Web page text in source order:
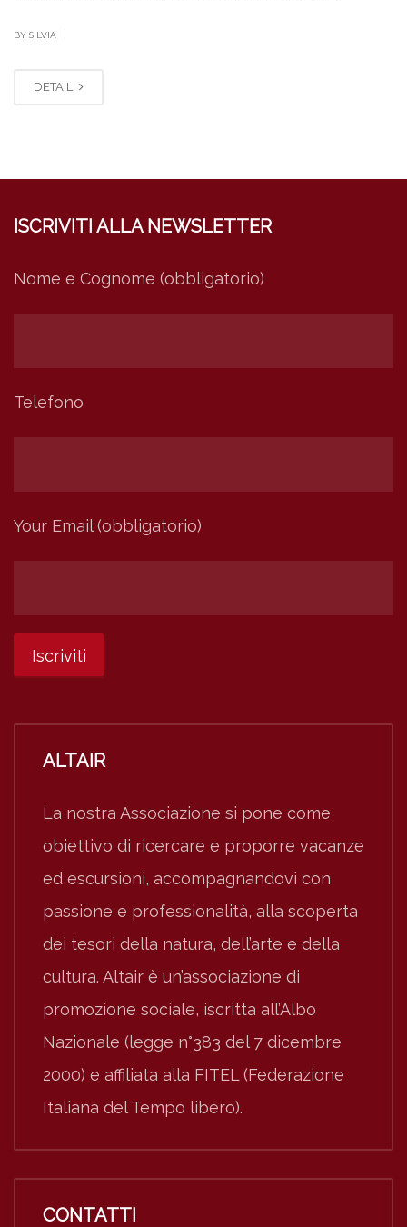
BY SILVIA
DETAIL
ISCRIVITI ALLA NEWSLETTER
Nome e Cognome (obbligatorio)
Telefono
Your Email (obbligatorio)
ALTAIR
La nostra Associazione si pone come
obiettivo di ricercare e proporre vacanze
ed escursioni, accompagnandovi con
passione e professionalità, alla scoperta
dei tesori della natura, dell’arte e della
cultura. Altair è un’associazione di
promozione sociale, iscritta all’Albo
Nazionale (legge n°383 del 7 dicembre
2000) e affiliata alla FITEL (Federazione
Italiana del Tempo libero).
CONTATTI